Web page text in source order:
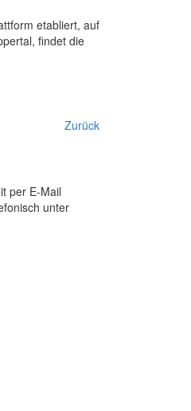
etabliert, auf
findet die
Zurück
per E-Mail
unter